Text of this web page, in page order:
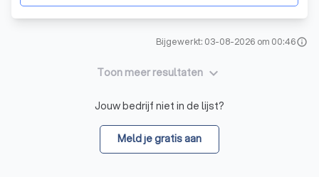
Bijgewerkt: 03-08-2026 om 00:46info
Toon meer resultaten keyboard_arrow_down
Jouw bedrijf niet in de lijst?
Meld je gratis aan